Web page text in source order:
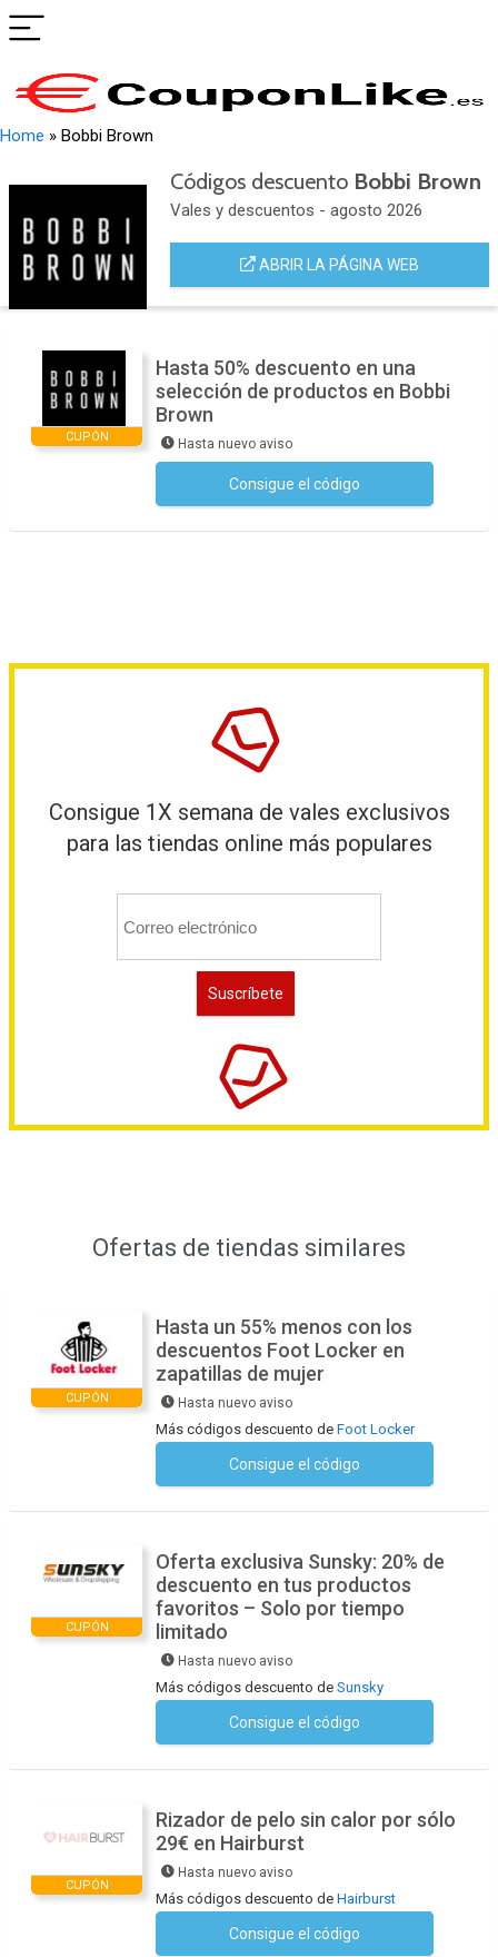
Home » Bobbi Brown
Códigos descuento Bobbi Brown
Vales y descuentos - agosto 2026
ABRIR LA PÁGINA WEB
CUPÓN
Hasta 50% descuento en una
selección de productos en Bobbi
Brown
Hasta nuevo aviso
Consigue el código
Consigue 1X semana de vales exclusivos
para las tiendas online más populares
Ofertas de tiendas similares
CUPÓN
Hasta un 55% menos con los
descuentos Foot Locker en
zapatillas de mujer
Hasta nuevo aviso
Más códigos descuento de Foot Locker
Consigue el código
CUPÓN
Oferta exclusiva Sunsky: 20% de
descuento en tus productos
favoritos – Solo por tiempo
limitado
Hasta nuevo aviso
Más códigos descuento de Sunsky
Consigue el código
CUPÓN
Rizador de pelo sin calor por sólo
29€ en Hairburst
Hasta nuevo aviso
Más códigos descuento de Hairburst
Consigue el código